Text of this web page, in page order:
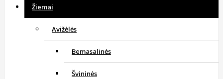
Žiemai
Avižėlės
Bemasalinės
Švininės